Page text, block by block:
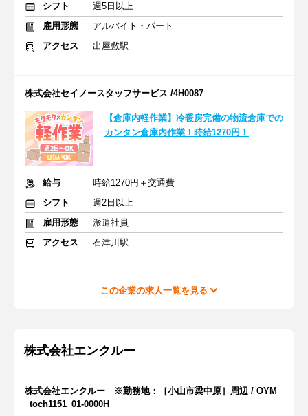
シフト
週5日以上
雇用形態
アルバイト・パート
アクセス
出屋敷駅
株式会社セイノースタッフサービス /4H0087
【倉庫内軽作業】冷暖房完備の物流倉庫での
カンタン倉庫内作業！時給1270円！
給与
時給1270円＋交通費
シフト
週2日以上
雇用形態
派遣社員
アクセス
石津川駅
この企業の求人一覧を見る
株式会社エンクルー
株式会社エンクルー ※勤務地：［小山市梁中原］周辺 / OYM
_toch1151_01-0000H